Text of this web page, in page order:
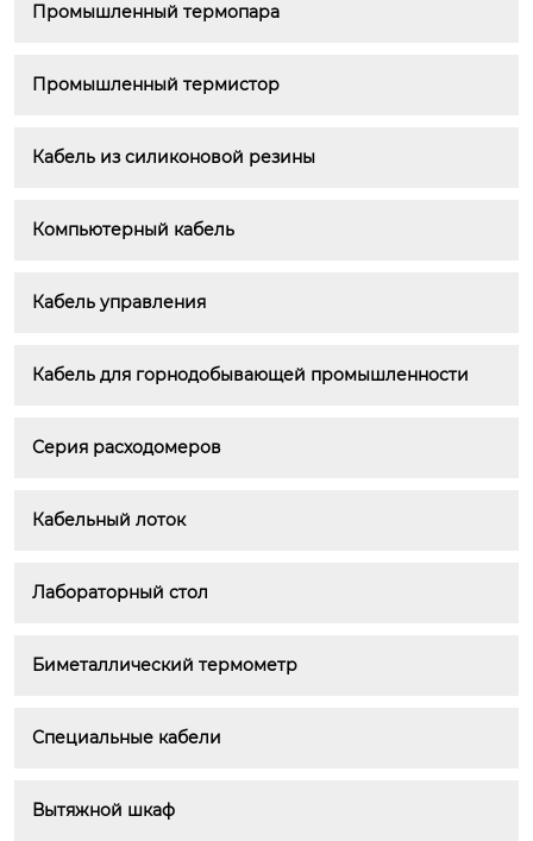
Промышленный термопара
Промышленный термистор
Кабель из силиконовой резины
Компьютерный кабель
Кабель управления
Кабель для горнодобывающей промышленности
Серия расходомеров
Кабельный лоток
Лабораторный стол
Биметаллический термометр
Специальные кабели
Вытяжной шкаф